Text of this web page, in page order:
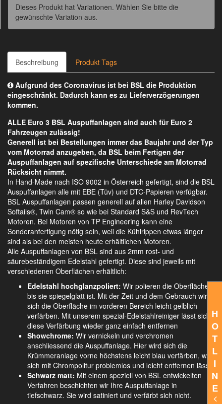
H
O
T
L
I
N
E
Dieses Produkt hat Variationen. Wählen Sie bitte die
gewünschte Variation aus.
Beschreibung Produkt Tags
Aufgrund des Coronavirus ist bei BSL die Produktion
eingeschränkt. Dadurch kann es zu Lieferverzögerungen
kommen.
ALLE Euro 3 BSL Auspuffanlagen sind auch für Euro 2
Fahrzeugen zulässig!
Generell ist bei Bestellungen immer das Baujahr und der Typ
vom Motorrad anzugeben, da BSL beim Fertigen der
Auspuffanlagen auf spezifische Unterschiede am Motorrad
Rücksicht nimmt.
In Hand-Made nach ISO 9002 in Österreich gefertigt, sind die BSL
Auspuffanlagen alle mit EBE (Tüv) und DTC-Papieren verfügbar.
BSL Auspuffanlagen passen generell auf allen Harley Davidson
Softails®, Twin Cam® so wie bei Standard S&S und RevTech
Motoren. Bei Motoren von TP Engineering kann eine
Sonderanfertigung nötig sein, weil die Kühlrippen etwas länger
sind als bei den meisten heute erhältlichen Motoren.
Alle Auspuffanlagen von BSL sind aus 2mm rost- und
säurebeständigem Edelstahl gefertigt. Diese sind jeweils mit
verschiedenen Oberflächen erhältlich:
Edelstahl hochglanzpoliert: Wir polieren die Oberfläche,
bis sie spiegelglatt ist. Mit der Zeit und dem Gebrauch wird
sich die Oberfläche im vorderen Bereich leicht gelblich
verfärben. Mit unserem spezial-Edelstahlreiniger lässt sich
diese Verfärbung wieder ganz einfach entfernen
Showchrome: Wir vernickeln und verchromen
anschliessend die Auspuffanlage. Hier wird sich die
Krümmeranlage vorne höchstens leicht blau verfärben, was
sich mit Chrompolitur problemlos und leicht entfernen lässt.
Schwarz matt: Mit einem speziell von BSL entwickelten
Verfahren beschichten wir Ihre Auspuffanlage in
tiefschwarz. Sie wird satiniert und verfärbt sich nicht.